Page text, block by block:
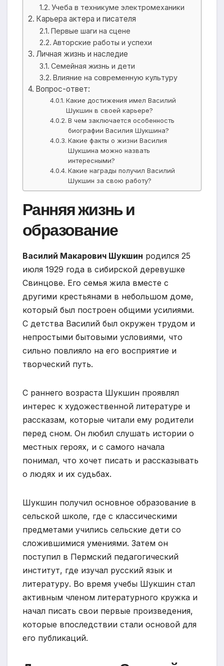
Учеба в техникуме электромеханики
Карьера актера и писателя
Первые шаги на сцене
Авторские работы и успехи
Личная жизнь и наследие
Семейная жизнь и дети
Влияние на современную культуру
Вопрос-ответ:
Какие достижения имел Василий
Шукшин в своей карьере?
В чем заключается особенность
биографии Василия Шукшина?
Какие факты о жизни Василия
Шукшина можно назвать
интересными?
Какие награды получил Василий
Шукшин за свою работу?
Ранняя жизнь и
образование
Василий Макарович Шукшин родился 25
июля 1929 года в сибирской деревушке
Свинцове. Его семья жила вместе с
другими крестьянами в небольшом доме,
который был построен общими усилиями.
С детства Василий был окружен трудом и
непростыми бытовыми условиями, что
сильно повлияло на его восприятие и
творческий путь.
С раннего возраста Шукшин проявлял
интерес к художественной литературе и
рассказам, которые читали ему родители
перед сном. Он любил слушать истории о
местных героях, и с самого начала
понимал, что хочет писать и рассказывать
о людях и их судьбах.
Шукшин получил основное образование в
сельской школе, где с классическими
предметами учились сельские дети со
сложившимися умениями. Затем он
поступил в Пермский педагогический
институт, где изучал русский язык и
литературу. Во время учебы Шукшин стал
активным членом литературного кружка и
начал писать свои первые произведения,
которые впоследствии стали основой для
его публикаций.